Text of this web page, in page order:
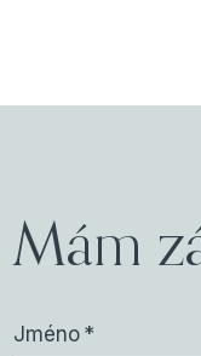
Mám
Jméno *